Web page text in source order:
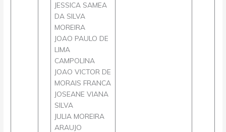
JESSICA SAMEA
DA SILVA
MOREIRA
JOAO PAULO DE
LIMA
CAMPOLINA
JOAO VICTOR DE
MORAIS FRANCA
JOSEANE VIANA
SILVA
JULIA MOREIRA
ARAUJO